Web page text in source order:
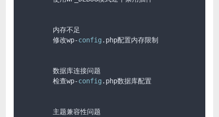
        内存不足
        修改wp-
config .php配置内存限制
        数据库连接问题
        检查wp-
config .php数据库配置
        主题兼容性问题